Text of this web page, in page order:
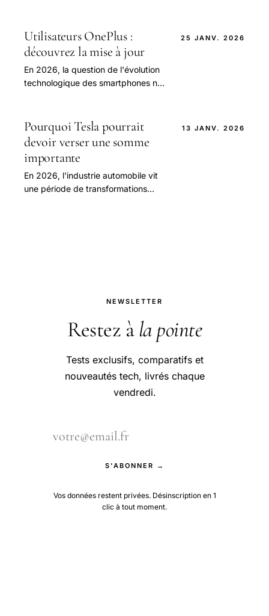
l'expérience.
Utilisateurs OnePlus :
découvrez la mise à jour
En 2026, la question de l'évolution
technologique des smartphones n'a
25 JANV. 2026
Pourquoi Tesla pourrait
devoir verser une somme
importante
En 2026, l'industrie automobile vit
une période de transformations
13 JANV. 2026
NEWSLETTER
Restez à la pointe
Tests exclusifs, comparatifs et
nouveautés tech, livrés chaque
vendredi.
S'ABONNER →
Vos données restent privées. Désinscription en 1
clic à tout moment.